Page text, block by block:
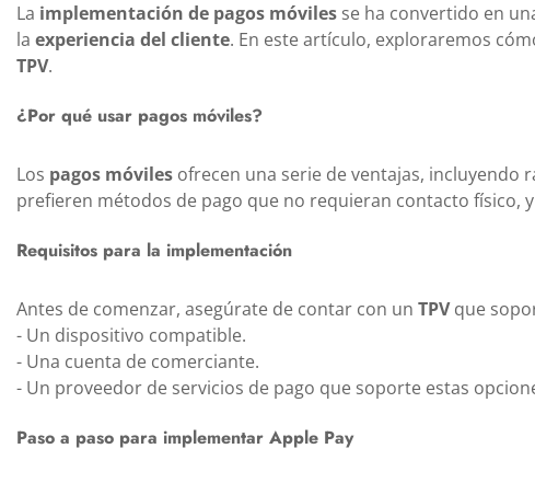
La implementación de pagos móviles se ha convertido en
la experiencia del cliente. En este artículo, exploraremos
TPV.
¿Por qué usar pagos móviles?
Los pagos móviles ofrecen una serie de ventajas, incluyendo
prefieren métodos de pago que no requieran contacto físico,
Requisitos para la implementación
Antes de comenzar, asegúrate de contar con un TPVque
- Un dispositivo compatible.
- Una cuenta de comerciante.
- Un proveedor de servicios de pago que soporte estas
Paso a paso para implementar Apple Pay